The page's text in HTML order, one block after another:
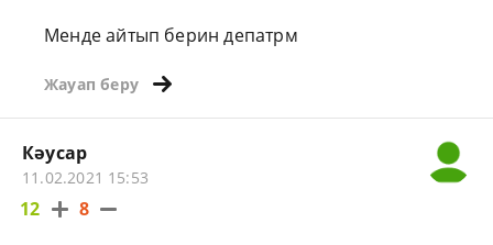
Менде айтып берин депатрм
Жауап беру
Кәусар
11.02.2021 15:53
12 8